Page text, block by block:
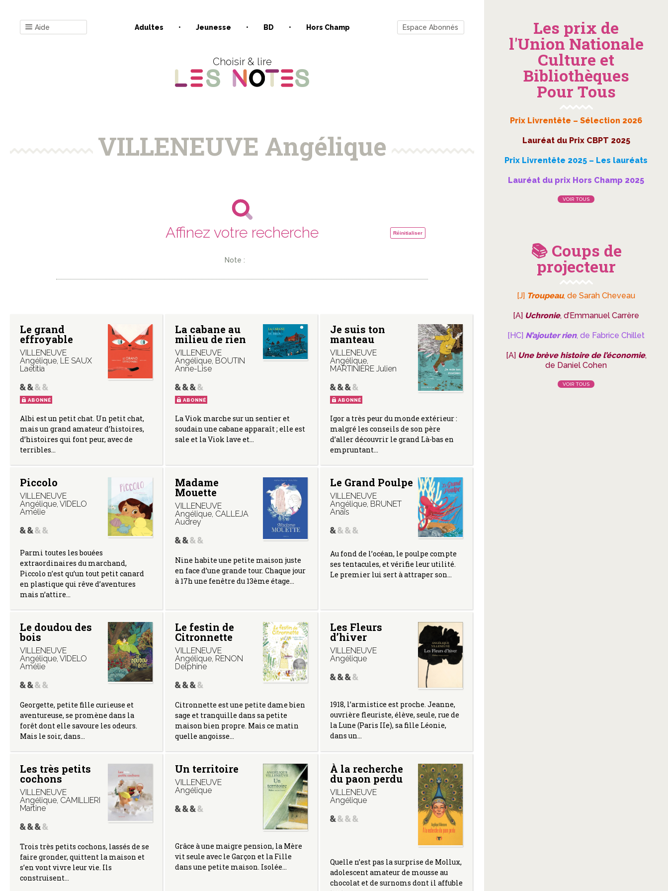
Aide Adultes Jeunesse BD Hors Champ Espace Abonnés
Choisir & lire
VILLENEUVE Angélique
Affinez votre recherche
Note :
Réinitialiser
Le grand
effroyable
VILLENEUVE
Angélique, LE SAUX
Laetitia
ABONNÉ
Albi est un petit chat. Un petit chat,
mais un grand amateur d’histoires,
d’histoires qui font peur, avec de
terribles…
La cabane au
milieu de rien
VILLENEUVE
Angélique, BOUTIN
Anne-Lise
ABONNÉ
La Viok marche sur un sentier et
soudain une cabane apparaît ; elle est
sale et la Viok lave et…
Je suis ton
manteau
VILLENEUVE
Angélique,
MARTINIÈRE Julien
ABONNÉ
Igor a très peur du monde extérieur :
malgré les conseils de son père
d’aller découvrir le grand Là-bas en
empruntant…
Piccolo
VILLENEUVE
Angélique, VIDELO
Amélie
Parmi toutes les bouées
extraordinaires du marchand,
Piccolo n’est qu’un tout petit canard
en plastique qui rêve d’aventures
mais n’attire…
Madame
Mouette
VILLENEUVE
Angélique, CALLEJA
Audrey
Nine habite une petite maison juste
en face d’une grande tour. Chaque jour
à 17h une fenêtre du 13ème étage…
Le Grand Poulpe
VILLENEUVE
Angélique, BRUNET
Anaïs
Au fond de l’océan, le poulpe compte
ses tentacules, et vérifie leur utilité.
Le premier lui sert à attraper son…
Le doudou des
bois
VILLENEUVE
Angélique, VIDELO
Amélie
Georgette, petite fille curieuse et
aventureuse, se promène dans la
forêt dont elle savoure les odeurs.
Mais le soir, dans…
Le festin de
Citronnette
VILLENEUVE
Angélique, RENON
Delphine
Citronnette est une petite dame bien
sage et tranquille dans sa petite
maison bien propre. Mais ce matin
quelle angoisse…
Les Fleurs
d’hiver
VILLENEUVE
Angélique
1918, l’armistice est proche. Jeanne,
ouvrière fleuriste, élève, seule, rue de
la Lune (Paris IIe), sa fille Léonie,
dans un…
Les très petits
cochons
VILLENEUVE
Angélique, CAMILLIERI
Martine
Trois très petits cochons, lassés de se
faire gronder, quittent la maison et
s’en vont vivre leur vie. Ils
construisent…
Un territoire
VILLENEUVE
Angélique
Grâce à une maigre pension, la Mère
vit seule avec le Garçon et la Fille
dans une petite maison. Isolée…
À la recherche
du paon perdu
VILLENEUVE
Angélique
Quelle n’est pas la surprise de Mollux,
adolescent amateur de mousse au
chocolat et de surnoms dont il affuble
Les prix de
l'Union Nationale
Culture et
Bibliothèques
Pour Tous
Prix Livrentête – Sélection 2026
Lauréat du Prix CBPT 2025
Prix Livrentête 2025 – Les lauréats
Lauréat du prix Hors Champ 2025
VOIR TOUS
📚 Coups de
projecteur
[J] Troupeau, de Sarah Cheveau
[A] Uchronie, d’Emmanuel Carrère
[HC] N’ajouter rien, de Fabrice Chillet
[A] Une brève histoire de l’économie,
de Daniel Cohen
VOIR TOUS